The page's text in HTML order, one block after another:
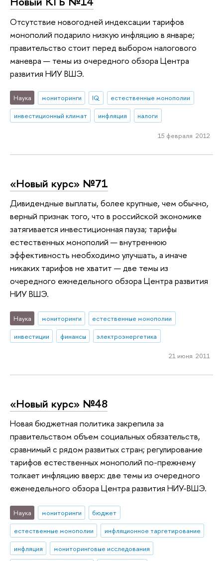
Отсутствие новогодней индексации тарифов
монополий подарило низкую инфляцию в январе;
правительство стоит перед выбором налогового
маневра — темы из очередного обзора Центра
развития НИУ ВШЭ.
Наука мониторинги IQ
естественные монополии
инвестиционный климат
инфляция налоги
15 февраля 2012
«Новый курс» №71
Дивидендные выплаты, более крупные, чем обычно,
верный признак того, что в российской экономике
затягивается инвестиционная пауза; тарифы
естественных монополий — внутреннюю
эффективность необходимо улучшать, а иначе
никаких тарифов не хватит — две темы из
очередного ежнедельного обзора Центра развития
НИУ ВШЭ.
Наука мониторинги
естественные монополии
инвестиции
финансы электроэнергетика
21 июня 2011
«Новый курс» №48
Новая бюджетная политика закрепила за
правительством объем социальных обязательств,
сравнимый с рядом развитых стран; регулирование
тарифов естественных монополий по-прежнему
толкает инфляцию вверх: две темы из очередного
еженедельного обзора Центра развития НИУ-ВШЭ.
Наука мониторинги
бюджет
естественные монополии
инфляционное таргетирование
инфляция
мониторинговые исследования